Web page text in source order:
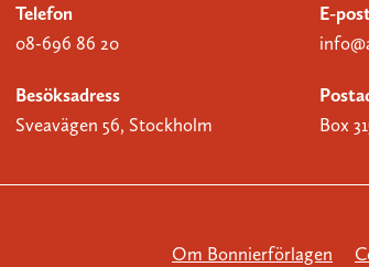
Telefon
08-696 86 20
E-
Besöksadress
Sveavägen 56, Stockholm
Box
Om Bonnierförlagen